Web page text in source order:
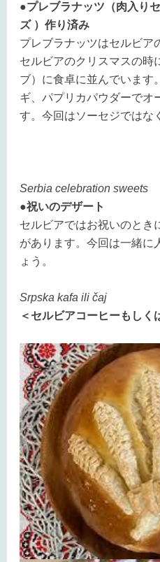
●プレブラナッツ（肉入り
ズ ）作り済み
プレブラナッツはセルビア
セルビアのクリスマスの時
ブ）に食卓に並んでいます
ギ、パプリカパウダーでオ
す。今回はソーセジではな
Serbia celebration sweets
●祝いのデザート
セルビアではお祝いのとき
があります。今回は一緒に
ょう。
Srpska kafa ili čaj
＜ セルビアコーヒーもし